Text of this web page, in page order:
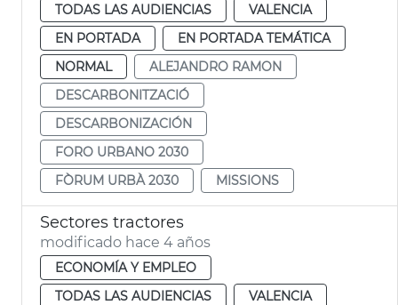
TODAS LAS AUDIENCIAS
VALENCIA
EN PORTADA
EN PORTADA TEMÁTICA
NORMAL
ALEJANDRO RAMON
DESCARBONITZACIÓ
DESCARBONIZACIÓN
FORO URBANO 2030
FÒRUM URBÀ 2030
MISSIONS
Sectores tractores
modificado hace 4 años
ECONOMÍA Y EMPLEO
TODAS LAS AUDIENCIAS
VALENCIA